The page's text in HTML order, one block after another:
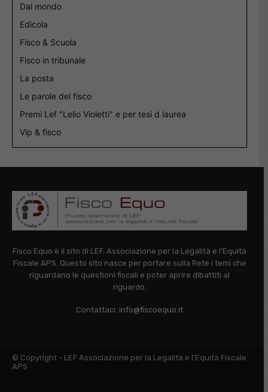
Dal mondo
Edicola
Fisco & Scuola
Fisco in tribunale
La posta
Le parole del fisco
Premi Lef "Lelio Violetti" e per tesi d laurea
Vip & fisco
Fisco Equo è il sito di LEF, Associazione per la Legalità e l'Equità
Fiscale APS. Questo sito nasce per portare sulla Rete i temi che
riguardano le questioni fiscali e poter aprire dibattiti al
riguardo.
Contattaci: info@fiscoequo.it
© Copyright - LEF Associazione per la Legalità e l'Equità Fiscale
APS